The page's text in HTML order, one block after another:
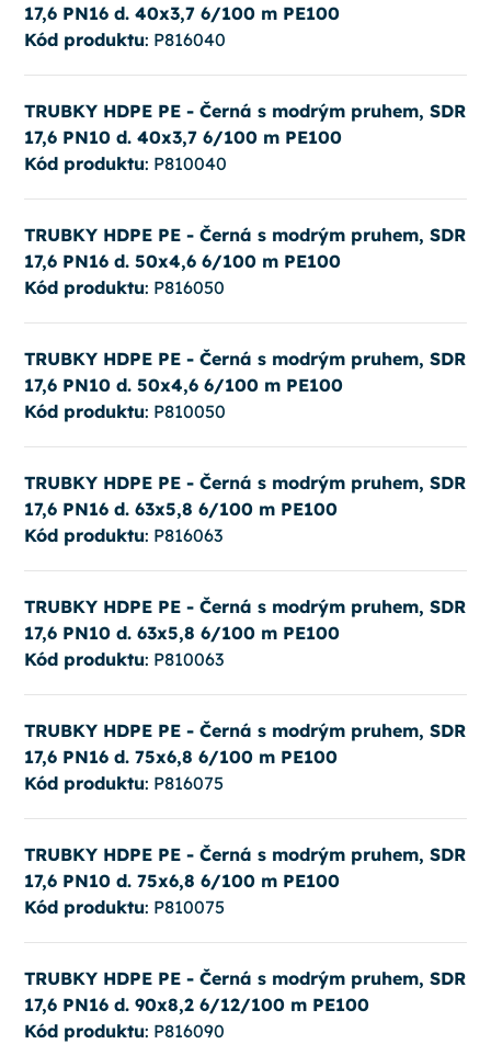
17,6 PN16 d. 40x3,7 6/100 m PE100
Kód produktu: P816040
TRUBKY HDPE PE - Černá s modrým pruhem, SDR
17,6 PN10 d. 40x3,7 6/100 m PE100
Kód produktu: P810040
TRUBKY HDPE PE - Černá s modrým pruhem, SDR
17,6 PN16 d. 50x4,6 6/100 m PE100
Kód produktu: P816050
TRUBKY HDPE PE - Černá s modrým pruhem, SDR
17,6 PN10 d. 50x4,6 6/100 m PE100
Kód produktu: P810050
TRUBKY HDPE PE - Černá s modrým pruhem, SDR
17,6 PN16 d. 63x5,8 6/100 m PE100
Kód produktu: P816063
TRUBKY HDPE PE - Černá s modrým pruhem, SDR
17,6 PN10 d. 63x5,8 6/100 m PE100
Kód produktu: P810063
TRUBKY HDPE PE - Černá s modrým pruhem, SDR
17,6 PN16 d. 75x6,8 6/100 m PE100
Kód produktu: P816075
TRUBKY HDPE PE - Černá s modrým pruhem, SDR
17,6 PN10 d. 75x6,8 6/100 m PE100
Kód produktu: P810075
TRUBKY HDPE PE - Černá s modrým pruhem, SDR
17,6 PN16 d. 90x8,2 6/12/100 m PE100
Kód produktu: P816090